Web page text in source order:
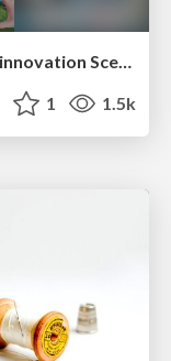
セブンデックス プロジェクト事例 / innovation Scenes
1 1.5k